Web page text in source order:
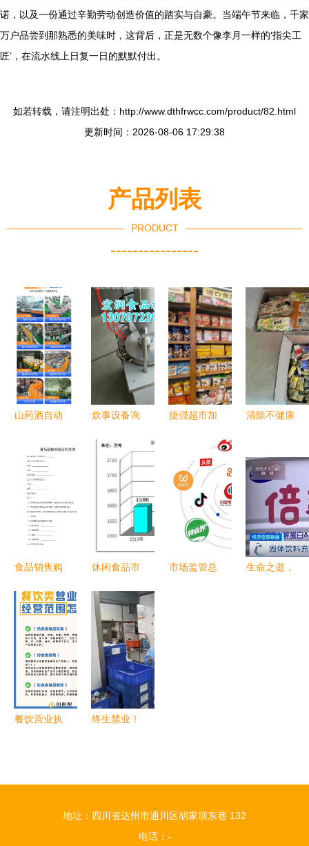
诺，以及一份通过辛勤劳动创造价值的踏实与自豪。当端午节来临，千家
万户品尝到那熟悉的美味时，这背后，正是无数个像李月一样的‘指尖工
匠’，在流水线上日复一日的默默付出。
如若转载，请注明出处：http://www.dthfrwcc.com/product/82.html
更新时间：2026-08-06 17:29:38
产品列表
PRODUCT
----------------
山药酒自动
绍 中意隆
山药酒生产
设备工艺成
熟助力酒类
经营
炊事设备询
何选择可靠
厂家与供应
商（以诸城
市宏润食品
机械厂为
例）
捷强超市加
营费用详解
清除不健康
广州佛山过
期食品问题
食品销售购
（酒类经
营）
休闲食品市
2020年行
业发展前
景、趋势及
与烟草制品
的关联调查
报告
市场监管总
生命之逝，
餐饮营业执
终生禁业！
管
地址：四川省达州市通川区胡家坝东巷 132
电话：-